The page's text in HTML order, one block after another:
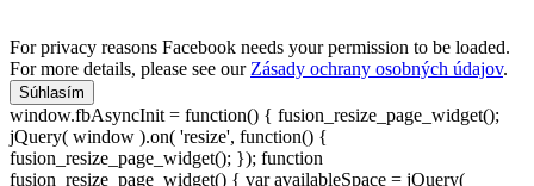
For privacy reasons Facebook needs your permission to be loaded.
For more details, please see ourZásady ochrany osobných údajov.
Súhlasím
window.fbAsyncInit = function() { fusion_resize_page_widget();
jQuery( window ).on( 'resize', function() {
fusion_resize_page_widget(); }); function
fusion_resize_page_widget() { var availableSpace = jQuery(